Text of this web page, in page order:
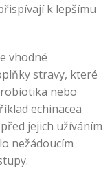
k lepšímu
vhodné
stravy, které
nebo
echinacea
jejich užíváním
nežádoucím